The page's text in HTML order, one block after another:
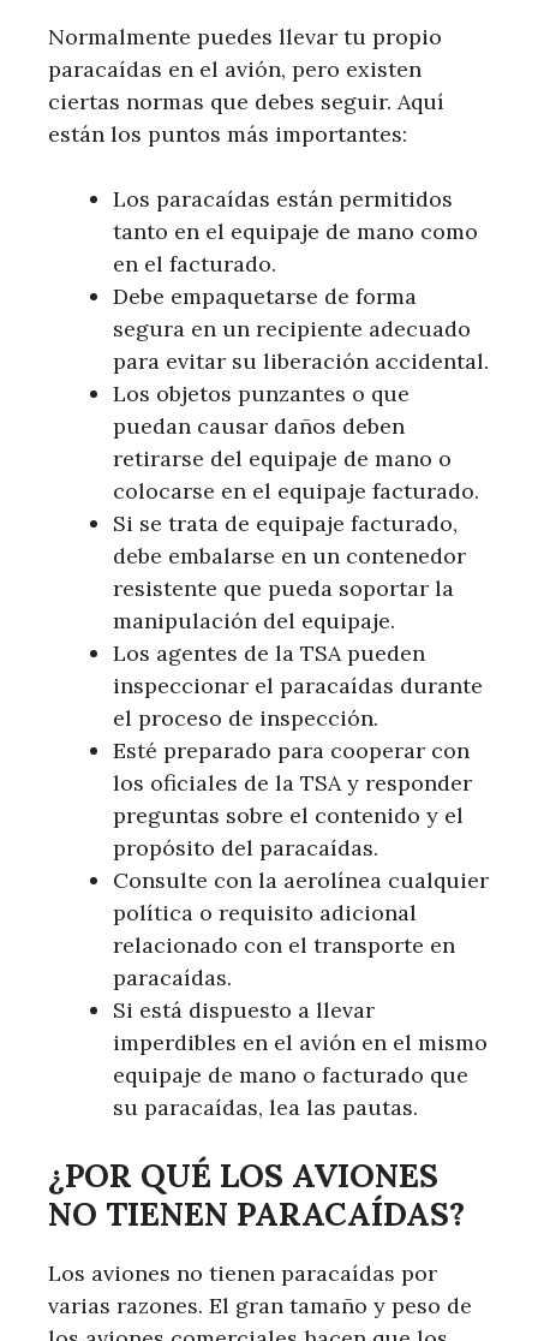
Normalmente puedes llevar tu propio
paracaídas en el avión, pero existen
ciertas normas que debes seguir. Aquí
están los puntos más importantes:
Los paracaídas están permitidos
tanto en el equipaje de mano como
en el facturado.
Debe empaquetarse de forma
segura en un recipiente adecuado
para evitar su liberación accidental.
Los objetos punzantes o que
puedan causar daños deben
retirarse del equipaje de mano o
colocarse en el equipaje facturado.
Si se trata de equipaje facturado,
debe embalarse en un contenedor
resistente que pueda soportar la
manipulación del equipaje.
Los agentes de la TSA pueden
inspeccionar el paracaídas durante
el proceso de inspección.
Esté preparado para cooperar con
los oficiales de la TSA y responder
preguntas sobre el contenido y el
propósito del paracaídas.
Consulte con la aerolínea cualquier
política o requisito adicional
relacionado con el transporte en
paracaídas.
Si está dispuesto a llevar
imperdibles en el avión en el mismo
equipaje de mano o facturado que
su paracaídas, lea las pautas.
¿POR QUÉ LOS AVIONES
NO TIENEN PARACAÍDAS?
Los aviones no tienen paracaídas por
varias razones. El gran tamaño y peso de